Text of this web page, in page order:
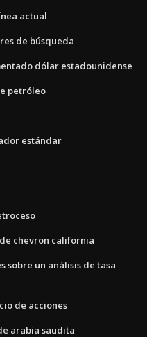
actual
de búsqueda
dólar estadounidense
petróleo
estándar
chevron california
sobre un análisis de tasa
de acciones
arabia saudita